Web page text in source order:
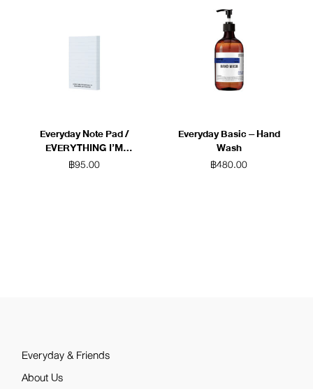
Everyday Note Pad /
EVERYTHING I’M
SUPPOSED TO
฿95.00
Everyday Basic – Hand
Wash
฿480.00
Everyday & Friends
About Us